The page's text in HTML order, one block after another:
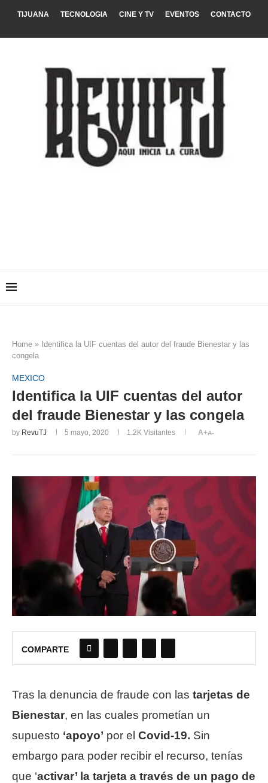
TIJUANA TECNOLOGIA CINE Y TV EVENTOS CONTACTO
Home » Identifica la UIF cuentas del autor del fraude Bienestar y las
congela
MEXICO
Identifica la UIF cuentas del autor
del fraude Bienestar y las congela
by RevuTJ 5 mayo, 2020 1.2K Visitantes A+A-
COMPARTE
Tras la denuncia de fraude con las tarjetas de
Bienestar, en las cuales prometían un
supuesto ‘apoyo’ por el Covid-19. Sin
embargo para poder recibir el recurso, tenías
que ‘activar’ la tarjeta a través de un pago de